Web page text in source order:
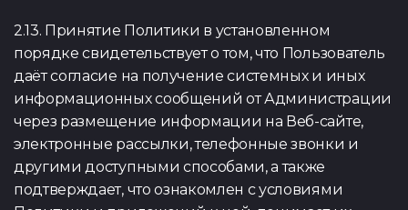
2.13. Принятие Политики в установленном
порядке свидетельствует о том, что Пользователь
даёт согласие на получение системных и иных
информационных сообщений от Администрации
через размещение информации на Веб-сайте,
электронные рассылки, телефонные звонки и
другими доступными способами, а также
подтверждает, что ознакомлен с условиями